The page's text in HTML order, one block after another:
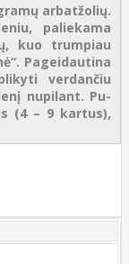
arbatžolių.
paliekama
kuo trumpiau
Pageidautina
verdančiu
nupilant. Pu-
(4 – 9 kartus),